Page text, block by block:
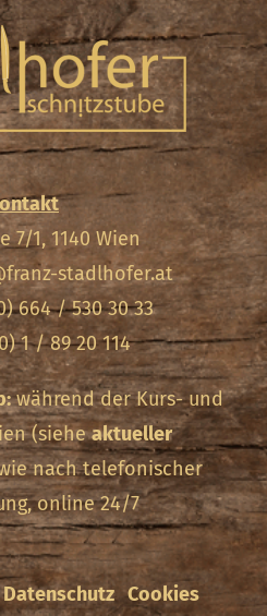
7/1, 1140 Wien
stadlhofer.at
664 / 530 30 33
1 / 89 20 114
während der Kurs- und
(sieheaktueller
nach telefonischer
online 24/7
Datenschutz Cookies